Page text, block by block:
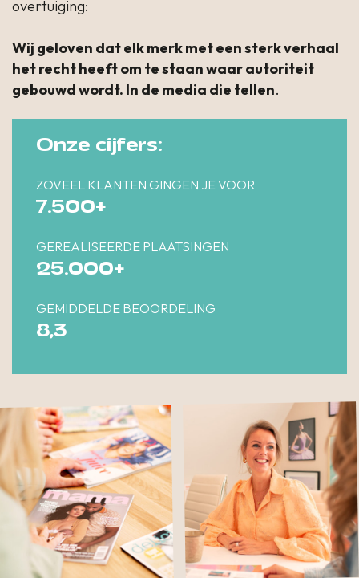
overtuiging:
Wij geloven dat elk merk met een sterk verhaal
het recht heeft om te staan waar autoriteit
gebouwd wordt. In de media die tellen.
Onze cijfers:
ZOVEEL KLANTEN GINGEN JE VOOR
7.500+
GEREALISEERDE PLAATSINGEN
25.000+
GEMIDDELDE BEOORDELING
8,3